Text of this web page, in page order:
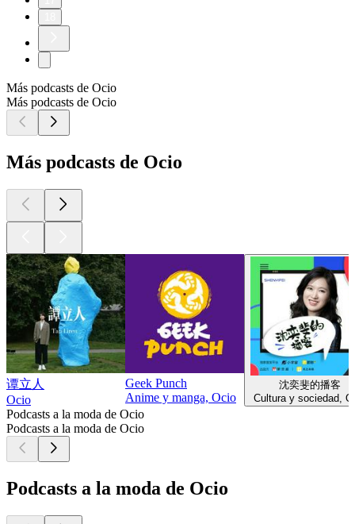
Más podcasts de Ocio
Más podcasts de Ocio
Más podcasts de Ocio
谭立人
Ocio
Geek Punch
Anime y manga, Ocio
沈奕斐的播客
Cultura y sociedad,
Podcasts a la moda de Ocio
Podcasts a la moda de Ocio
Podcasts a la moda de Ocio